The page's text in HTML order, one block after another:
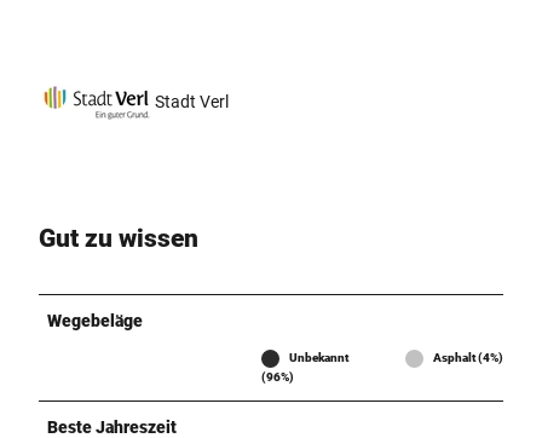
Stadt Verl
Gut zu wissen
Wegebeläge
Unbekannt
(96%)
Asphalt (4%)
Beste Jahreszeit